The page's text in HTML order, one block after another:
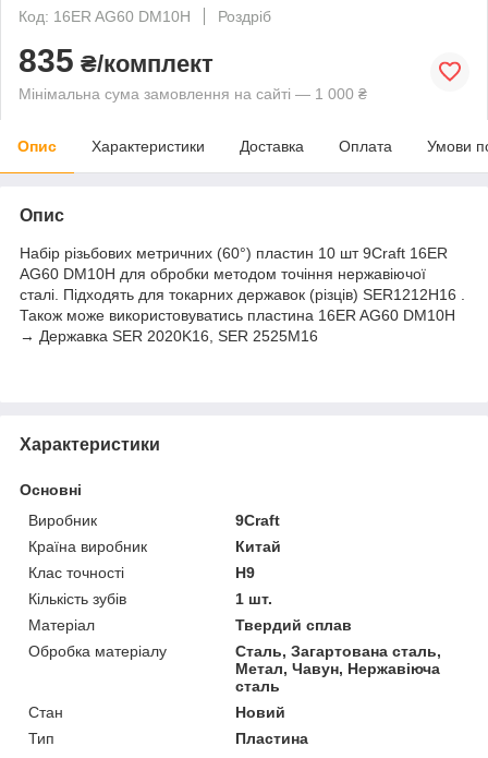
Код: 16ER AG60 DM10H
Роздріб
835 ₴/комплект
Мінімальна сума замовлення на сайті — 1 000 ₴
Опис Характеристики Доставка Оплата Умови
Опис
Набір різьбових метричних (60°) пластин 10 шт 9Craft 16ER
AG60 DM10H для обробки методом точіння нержавіючої
сталі. Підходять для токарних державок (різців) SER1212H16 .
Також може використовуватись пластина 16ER AG60 DM10H
→ Державка SER 2020K16, SER 2525M16
Характеристики
Основні
Виробник
9Craft
Країна виробник
Китай
Клас точності
Н9
Кількість зубів
1 шт.
Матеріал
Твердий сплав
Обробка матеріалу
Сталь, Загартована сталь,
Метал, Чавун, Нержавіюча
сталь
Стан
Новий
Тип
Пластина